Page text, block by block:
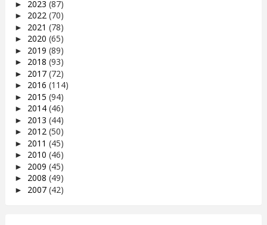
► 2023 (87)
► 2022 (70)
► 2021 (78)
► 2020 (65)
► 2019 (89)
► 2018 (93)
► 2017 (72)
► 2016 (114)
► 2015 (94)
► 2014 (46)
► 2013 (44)
► 2012 (50)
► 2011 (45)
► 2010 (46)
► 2009 (45)
► 2008 (49)
► 2007 (42)